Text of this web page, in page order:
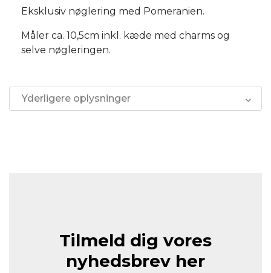
Eksklusiv nøglering med Pomeranien.
Måler ca. 10,5cm inkl. kæde med charms og
selve nøgleringen.
Yderligere oplysninger
Tilmeld dig vores
nyhedsbrev her